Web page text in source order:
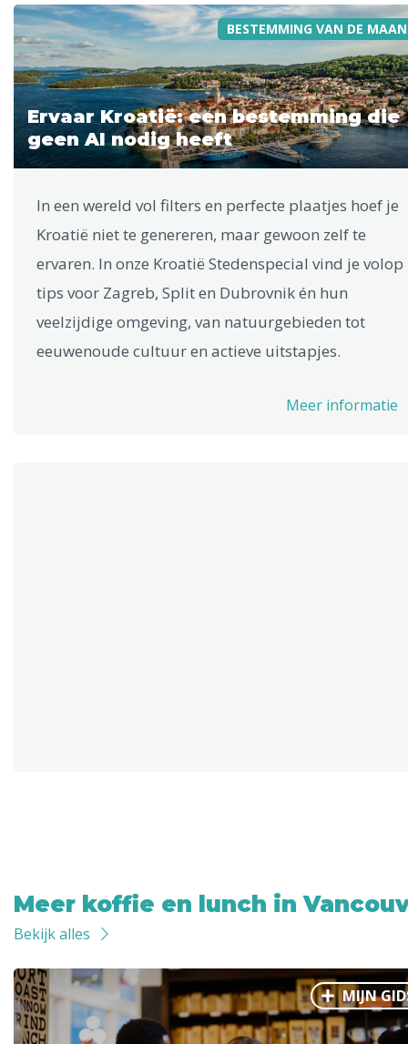
BESTEMMING VAN DE
Ervaar Kroatië: een bestemming die
geen AI nodig heeft
In een wereld vol filters en perfecte plaatjes hoef je
Kroatië niet te genereren, maar gewoon zelf te
ervaren. In onze Kroatië Stedenspecial vind je volop
tips voor Zagreb, Split en Dubrovnik én hun
veelzijdige omgeving, van natuurgebieden tot
eeuwenoude cultuur en actieve uitstapjes.
Meer informatie
Meer koffie en lunch in
Bekijk alles
MIJN